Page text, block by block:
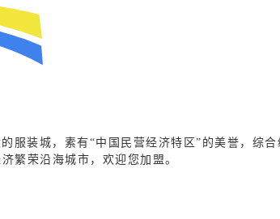
服装城，素有“中国民营经济特区”的美誉，综
繁荣沿海城市，欢迎您加盟。